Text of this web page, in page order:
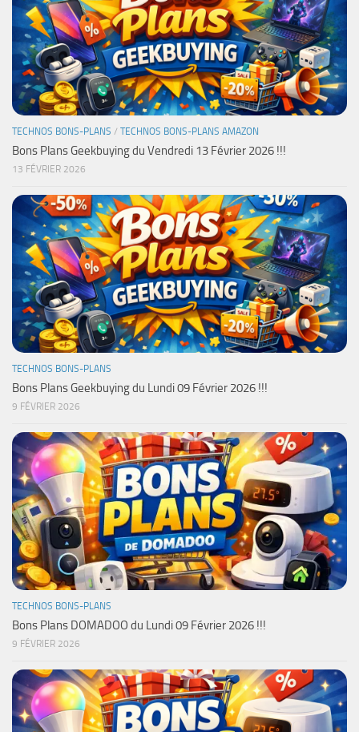
TECHNOS BONS-PLANS / TECHNOS BONS-PLANS AMAZON
Bons Plans Geekbuying du Vendredi 13 Février 2026 !!!
13 FÉVRIER 2026
TECHNOS BONS-PLANS
Bons Plans Geekbuying du Lundi 09 Février 2026 !!!
9 FÉVRIER 2026
TECHNOS BONS-PLANS
Bons Plans DOMADOO du Lundi 09 Février 2026 !!!
9 FÉVRIER 2026